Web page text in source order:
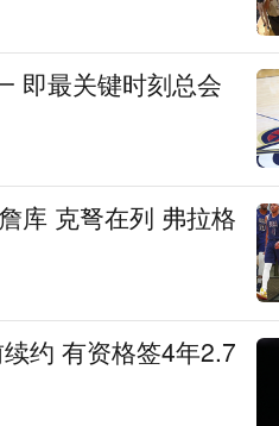
即最关键时刻总会
库 克弩在列 弗拉格
约 有资格签4年2.7